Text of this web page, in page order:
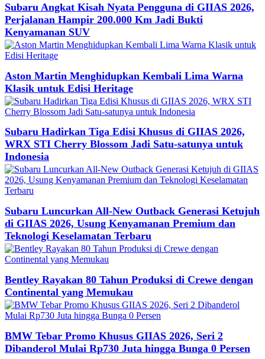
Subaru Angkat Kisah Nyata Pengguna di GIIAS 2026,
Perjalanan Hampir 200.000 Km Jadi Bukti
Kenyamanan SUV
Aston Martin Menghidupkan Kembali Lima Warna
Klasik untuk Edisi Heritage
Subaru Hadirkan Tiga Edisi Khusus di GIIAS 2026,
WRX STI Cherry Blossom Jadi Satu-satunya untuk
Indonesia
Subaru Luncurkan All-New Outback Generasi Ketujuh
di GIIAS 2026, Usung Kenyamanan Premium dan
Teknologi Keselamatan Terbaru
Bentley Rayakan 80 Tahun Produksi di Crewe dengan
Continental yang Memukau
BMW Tebar Promo Khusus GIIAS 2026, Seri 2
Dibanderol Mulai Rp730 Juta hingga Bunga 0 Persen